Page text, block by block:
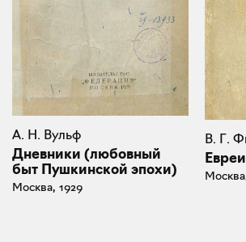
А. Н. Вульф
Дневники (любовный
быт Пушкинской эпохи)
Москва, 1929
В. Г.